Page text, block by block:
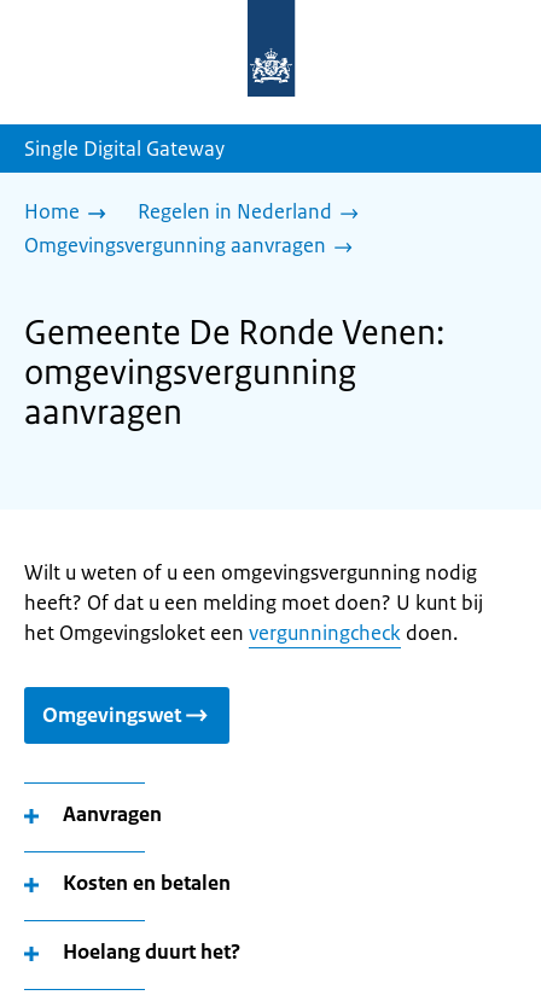
homepage
Single Digital Gateway
Home
Regelen in Nederland
Omgevingsvergunning aanvragen
Gemeente De Ronde Venen:
omgevingsvergunning
aanvragen
Wilt u weten of u een omgevingsvergunning nodig
heeft? Of dat u een melding moet doen? U kunt bij
het Omgevingsloket een vergunningcheck doen.
Omgevingswet
Aanvragen
Kosten en betalen
Hoelang duurt het?